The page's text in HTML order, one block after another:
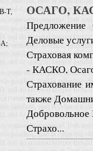
Т,
ОСАГО,
Предложение
Деловые
Страховая
- КАСКО,
Страхование
также
Страхо...